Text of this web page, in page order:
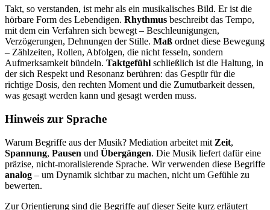
Takt, so verstanden, ist mehr als ein musikalisches Bild. Er ist die
hörbare Form des Lebendigen. Rhythmus beschreibt das Tempo,
mit dem ein Verfahren sich bewegt – Beschleunigungen,
Verzögerungen, Dehnungen der Stille. Maß ordnet diese Bewegung
– Zählzeiten, Rollen, Abfolgen, die nicht fesseln, sondern
Aufmerksamkeit bündeln. Taktgefühl schließlich ist die Haltung, in
der sich Respekt und Resonanz berühren: das Gespür für die
richtige Dosis, den rechten Moment und die Zumutbarkeit dessen,
was gesagt werden kann und gesagt werden muss.
Hinweis zur Sprache
Warum Begriffe aus der Musik? Mediation arbeitet mit Zeit,
Spannung, Pausen und Übergängen. Die Musik liefert dafür eine
präzise, nicht-moralisierende Sprache. Wir verwenden diese Begriffe
analog – um Dynamik sichtbar zu machen, nicht um Gefühle zu
bewerten.
Zur Orientierung sind die Begriffe auf dieser Seite kurz erläutert